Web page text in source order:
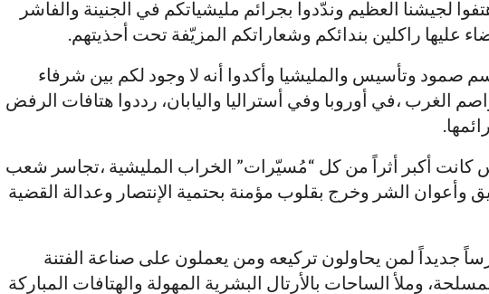
لجيشنا العظيم وندّدوا بجرائم مليشياتكم في الجنينة والفاشر
عليها راكلين بندائكم وشعاراتكم المزيّفة تحت أحذيتهم.
صمود وتأسيس والمليشيا وأكدوا أنه لا وجود لكم بين شرفاء
الغرب ،في أوروبا وفي أستراليا واليابان، رددوا هتافات الرفض
كانت أكبر أثراً من كل “مُسيّرات” الخراب المليشية ،تجاسر شعب
وأعوان الشر وخرج بقلوب مؤمنة بحتمية الإنتصار وعدالة القضية
جديداً لمن يحاولون تركيعه ومن يعملون على صناعة الفتنة
وملأ الساحات بالأرتال البشرية المهولة والهتافات المباركة